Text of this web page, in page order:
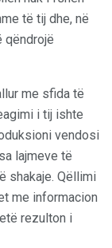
të tij dhe, në
qëndrojë
me sfida të
i tij ishte
vendosi
lajmeve të
shakaje. Qëllimi
me informacion
rezulton i